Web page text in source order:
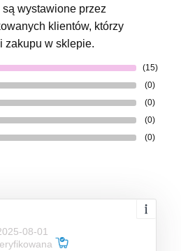
są wystawione przez
klientów, którzy
zakupu w sklepie.
(15)
(0)
(0)
(0)
(0)
08-01